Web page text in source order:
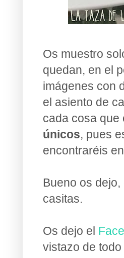
Os muestro
quedan, en el
imágenes con
el asiento de
cada cosa
únicos, pues
encontraréis
Bueno os
casitas.
Os dejo el
vistazo de